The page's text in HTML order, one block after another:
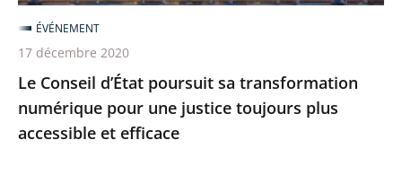
justice
toujours
plus
accessible
et
efficace
Le Conseil d’État poursuit sa transformation
numérique pour une justice toujours plus
accessible et efficace
ÉVÉNEMENT
17 décembre 2020